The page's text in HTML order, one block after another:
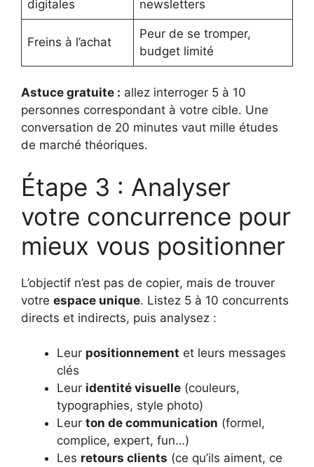
digitales
newsletters
Freins à l’achat
Peur de se tromper,
budget limité
Astuce gratuite : allez interroger 5 à 10
personnes correspondant à votre cible. Une
conversation de 20 minutes vaut mille études
de marché théoriques.
Étape 3 : Analyser
votre concurrence pour
mieux vous positionner
L’objectif n’est pas de copier, mais de trouver
votre espace unique. Listez 5 à 10 concurrents
directs et indirects, puis analysez :
Leur positionnement et leurs messages
clés
Leur identité visuelle (couleurs,
typographies, style photo)
Leur ton de communication (formel,
complice, expert, fun…)
Les retours clients (ce qu’ils aiment, ce